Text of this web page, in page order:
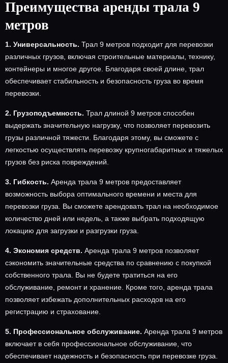
Преимущества аренды трала 9
метров
1. Универсальность. Трал 9 метров подходит для перевозки
различных грузов, включая строительные материалы, технику,
контейнеры и многое другое. Благодаря своей длине, трал
обеспечивает стабильность и безопасность груза во время
перевозки.
2. Грузоподъемность. Трал длиной 9 метров способен
выдержать значительную нагрузку, что позволяет перевозить
грузы различной тяжести. Благодаря этому, вы сможете с
легкостью осуществлять перевозку крупногабаритных и тяжелых
грузов без риска повреждений.
3. Гибкость. Аренда трала 9 метров предоставляет
возможность выбора оптимального времени и места для
перевозки груза. Вы сможете арендовать трал на необходимое
количество дней или недель, а также выбрать подходящую
локацию для загрузки и разгрузки груза.
4. Экономия средств. Аренда трала 9 метров позволяет
сэкономить значительные средства по сравнению с покупкой
собственного трала. Вы не будете тратиться на его
обслуживание, ремонт и хранение. Кроме того, аренда трала
позволяет избежать дополнительных расходов на его
регистрацию и страхование.
5. Профессиональное обслуживание. Аренда трала 9 метров
включает в себя профессиональное обслуживание, что
обеспечивает надежность и безопасность при перевозке груза.